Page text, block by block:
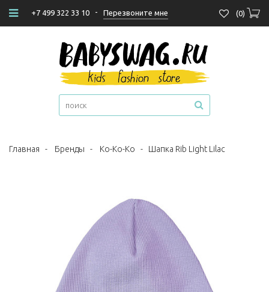
+7 499 322 33 10 - Перезвоните мне (0)
Главная - Бренды - Ko-Ko-Ko - Шапка Rib Light Lilac